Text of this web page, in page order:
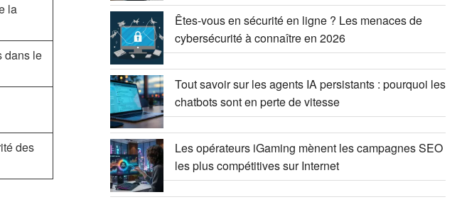
la
dans le
des
Êtes-vous en sécurité en ligne ? Les menaces de
cybersécurité à connaître en 2026
Tout savoir sur les agents IA persistants : pourquoi les
chatbots sont en perte de vitesse
Les opérateurs iGaming mènent les campagnes SEO
les plus compétitives sur Internet